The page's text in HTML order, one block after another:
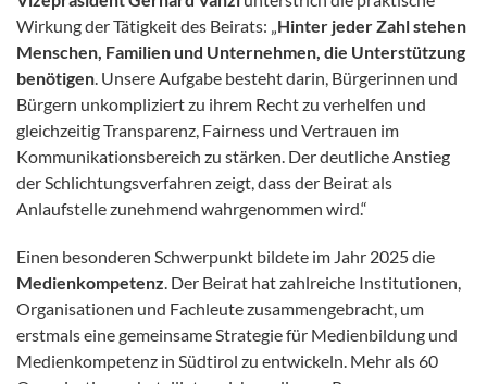
Wirkung der Tätigkeit des Beirats: „Hinter jeder Zahl stehen
Menschen, Familien und Unternehmen, die Unterstützung
benötigen. Unsere Aufgabe besteht darin, Bürgerinnen und
Bürgern unkompliziert zu ihrem Recht zu verhelfen und
gleichzeitig Transparenz, Fairness und Vertrauen im
Kommunikationsbereich zu stärken. Der deutliche Anstieg
der Schlichtungsverfahren zeigt, dass der Beirat als
Anlaufstelle zunehmend wahrgenommen wird.“
Einen besonderen Schwerpunkt bildete im Jahr 2025 die
Medienkompetenz. Der Beirat hat zahlreiche Institutionen,
Organisationen und Fachleute zusammengebracht, um
erstmals eine gemeinsame Strategie für Medienbildung und
Medienkompetenz in Südtirol zu entwickeln. Mehr als 60